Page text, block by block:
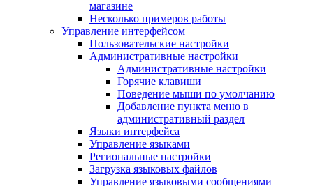
магазине
Несколько примеров работы
Управление интерфейсом
Пользовательские настройки
Административные настройки
Административные настройки
Горячие клавиши
Поведение мыши по умолчанию
Добавление пункта меню в
административный раздел
Языки интерфейса
Управление языками
Региональные настройки
Загрузка языковых файлов
Управление языковыми сообщениями